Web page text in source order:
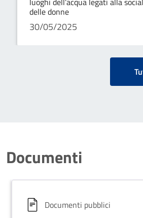
delle donne
30/05/2025
Documenti
Documenti pubblici